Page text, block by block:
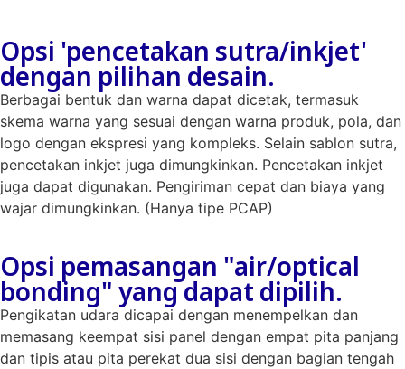
Opsi 'pencetakan sutra/inkjet'
dengan pilihan desain.
Berbagai bentuk dan warna dapat dicetak, termasuk
skema warna yang sesuai dengan warna produk, pola, dan
logo dengan ekspresi yang kompleks. Selain sablon sutra,
pencetakan inkjet juga dimungkinkan. Pencetakan inkjet
juga dapat digunakan. Pengiriman cepat dan biaya yang
wajar dimungkinkan. (Hanya tipe PCAP)
Opsi pemasangan "air/optical
bonding" yang dapat dipilih.
Pengikatan udara dicapai dengan menempelkan dan
memasang keempat sisi panel dengan empat pita panjang
dan tipis atau pita perekat dua sisi dengan bagian tengah